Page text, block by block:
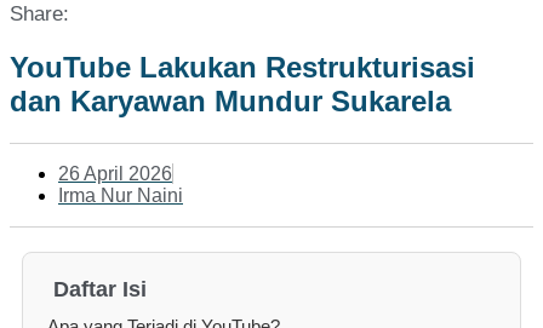
Share:
YouTube Lakukan Restrukturisasi
dan Karyawan Mundur Sukarela
26 April 2026
Irma Nur Naini
Daftar Isi